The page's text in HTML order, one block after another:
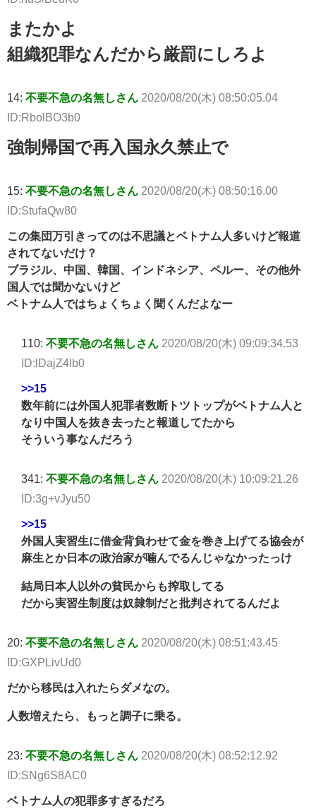
またかよ
組織犯罪なんだから厳罰にしろよ
14: 不要不急の名無しさん 2020/08/20(木) 08:50:05.04
ID:RbolBO3b0
強制帰国で再入国永久禁止で
15: 不要不急の名無しさん 2020/08/20(木) 08:50:16.00
ID:StufaQw80
この集団万引きってのは不思議とベトナム人多いけど報道
されてないだけ？
ブラジル、中国、韓国、インドネシア、ペルー、その他外
国人では聞かないけど
ベトナム人ではちょくちょく聞くんだよなー
110: 不要不急の名無しさん 2020/08/20(木) 09:09:34.53
ID:lDajZ4lb0
>>15
数年前には外国人犯罪者数断トツトップがベトナム人と
なり中国人を抜き去ったと報道してたから
そういう事なんだろう
341: 不要不急の名無しさん 2020/08/20(木) 10:09:21.26
ID:3g+vJyu50
>>15
外国人実習生に借金背負わせて金を巻き上げてる協会が
麻生とか日本の政治家が噛んでるんじゃなかったっけ
結局日本人以外の貧民からも搾取してる
だから実習生制度は奴隷制だと批判されてるんだよ
20: 不要不急の名無しさん 2020/08/20(木) 08:51:43.45
ID:GXPLivUd0
だから移民は入れたらダメなの。
人数増えたら、もっと調子に乗る。
23: 不要不急の名無しさん 2020/08/20(木) 08:52:12.92
ID:SNg6S8AC0
ベトナム人の犯罪多すぎるだろ